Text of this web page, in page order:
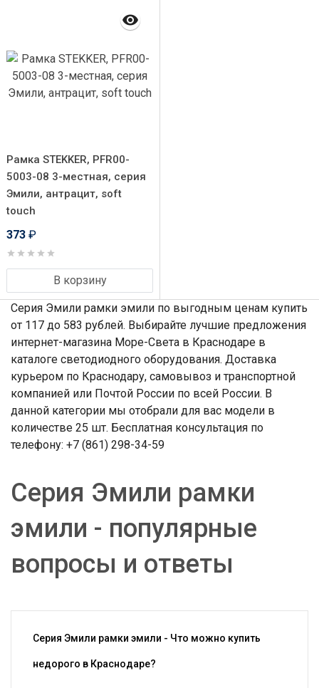
Рамка STEKKER, PFR00-
5003-08 3-местная, серия
Эмили, антрацит, soft
touch
373 ₽
В корзину
Серия Эмили рамки эмили по выгодным ценам купить
от 117 до 583 рублей. Выбирайте лучшие предложения
интернет-магазина Море-Света в Краснодаре в
каталоге светодиодного оборудования. Доставка
курьером по Краснодару, самовывоз и транспортной
компанией или Почтой России по всей России. В
данной категории мы отобрали для вас модели в
количестве 25 шт. Бесплатная консультация по
телефону: +7 (861) 298-34-59
Серия Эмили рамки
эмили - популярные
вопросы и ответы
Серия Эмили рамки эмили - Что можно купить
недорого в Краснодаре?